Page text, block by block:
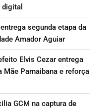
segunda etapa da
Amador Aguiar
Elvis Cezar entrega
Parnaibana e reforça
GCM na captura de